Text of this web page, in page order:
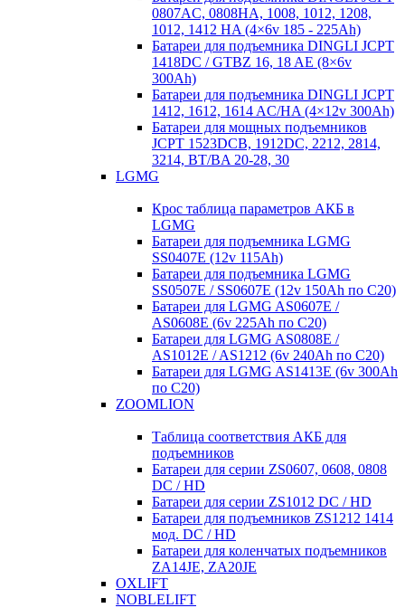
0807AC, 0808HA, 1008, 1012, 1208,
1012, 1412 HA (4×6v 185 - 225Ah)
Батареи для подъемника DINGLI JCPT
1418DC / GTBZ 16, 18 AE (8×6v
300Ah)
Батареи для подъемника DINGLI JCPT
1412, 1612, 1614 AC/HA (4×12v 300Ah)
Батареи для мощных подъемников
JCPT 1523DCB, 1912DC, 2212, 2814,
3214, BT/BA 20-28, 30
LGMG
Крос таблица параметров АКБ в
LGMG
Батареи для подъемника LGMG
SS0407E (12v 115Ah)
Батареи для подъемника LGMG
SS0507E / SS0607E (12v 150Ah по С20)
Батареи для LGMG AS0607E /
AS0608E (6v 225Ah по С20)
Батареи для LGMG AS0808E /
AS1012E / AS1212 (6v 240Ah по С20)
Батареи для LGMG AS1413E (6v 300Ah
по С20)
ZOOMLION
Таблица соответствия АКБ для
подъемников
Батареи для серии ZS0607, 0608, 0808
DC / HD
Батареи для серии ZS1012 DC / HD
Батареи для подъемников ZS1212 1414
мод. DC / HD
Батареи для коленчатых подъемников
ZA14JE, ZA20JE
OXLIFT
NOBLELIFT